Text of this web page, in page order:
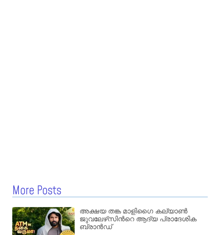
More Posts
അക്ഷയ തങ്ക മാളിഗൈ കല്യാണ്‍
ജുവലേഴ്‌സിന്‍റെ ആദ്യ പ്രാദേശിക
ബ്രാന്‍ഡ്